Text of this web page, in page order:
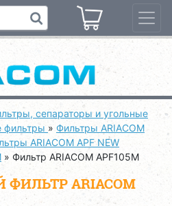
сепараторы и угольные
фильтры » Фильтры ARIACOM
ARIACOM APF NEW
» Фильтр ARIACOM APF105M
ARIACOM